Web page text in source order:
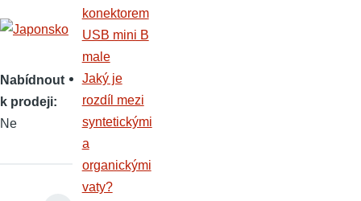
Nabídnout
k prodeji
Ne
konektorem
USB mini B
male
Jaký je
rozdíl mezi
syntetickými
a
organickými
vaty?